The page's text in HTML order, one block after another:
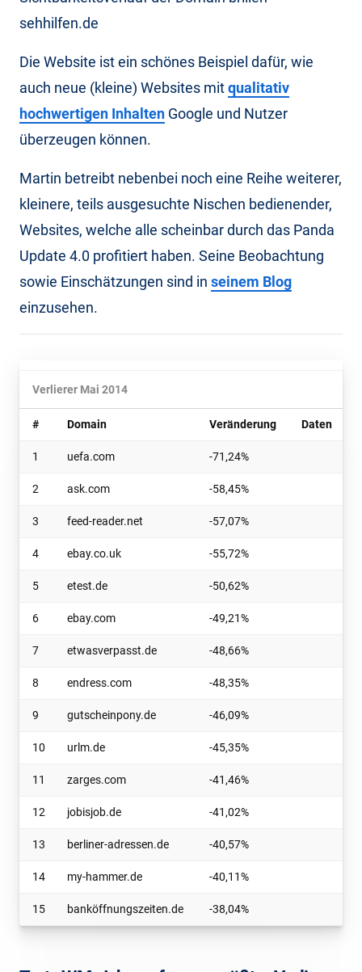
sehhilfen.de
Die Website ist ein schönes Beispiel dafür, wie
auch neue (kleine) Websites mitqualitativ
hochwertigen Inhalten Google und Nutzer
überzeugen können.
Martin betreibt nebenbei noch eine Reihe weiterer,
kleinere, teils ausgesuchte Nischen bedienender,
Websites, welche alle scheinbar durch das Panda
Update 4.0 profitiert haben. Seine Beobachtung
sowie Einschätzungen sind in seinem Blog
einzusehen.
Verlierer Mai 2014
# Domain Veränderung Daten
1 uefa.com -71,24%
2 ask.com -58,45%
3 feed-reader.net -57,07%
4 ebay.co.uk -55,72%
5 etest.de -50,62%
6 ebay.com -49,21%
7 etwasverpasst.de -48,66%
8 endress.com -48,35%
9 gutscheinpony.de -46,09%
10 urlm.de -45,35%
11 zarges.com -41,46%
12 jobisjob.de -41,02%
13 berliner-adressen.de -40,57%
14 my-hammer.de -40,11%
15 banköffnungszeiten.de -38,04%